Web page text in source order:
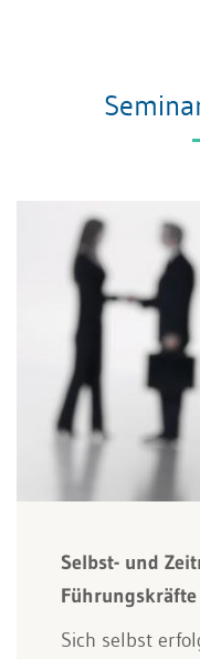
Selbst- und
Führungskräfte
Sich selbst